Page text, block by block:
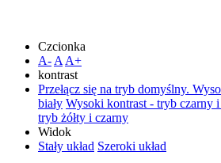
Czcionka
A- A A+
kontrast
Przełącz się na tryb domyślny.
biały Wysoki kontrast - tryb czarny i
tryb żółty i czarny
Widok
Stały układ Szeroki układ